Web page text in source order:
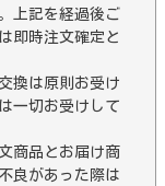
上記を経過後ご
即時注文確定と
換は原則お受け
一切お受けして
商品とお届け商
良があった際は